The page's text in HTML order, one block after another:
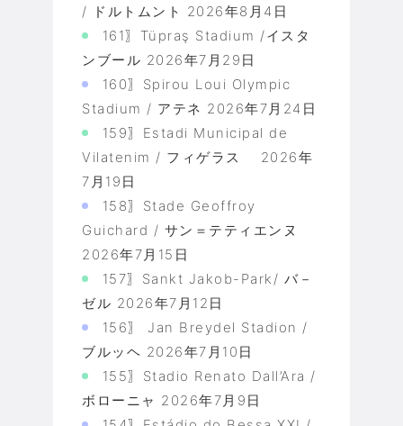
/ ドルトムント 2026年8月4日
161〗Tüpraş Stadium /イスタ
ンブール 2026年7月29日
160〗Spirou Loui Olympic
Stadium / アテネ 2026年7月24日
159〗Estadi Municipal de
Vilatenim / フィゲラス
2026年
7月19日
158〗Stade Geoffroy
Guichard / サン＝テティエンヌ
2026年7月15日
157〗Sankt Jakob-Park/ バ－
ゼル 2026年7月12日
156〗 Jan Breydel Stadion /
ブルッヘ 2026年7月10日
155〗Stadio Renato Dall’Ara /
ボローニャ 2026年7月9日